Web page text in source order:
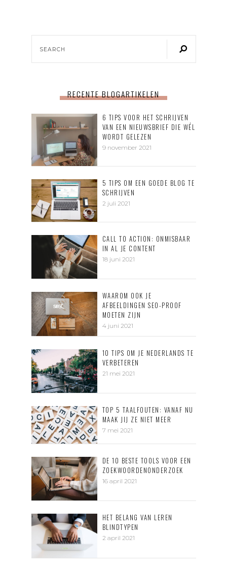
RECENTE BLOGARTIKELEN
6 TIPS VOOR HET SCHRIJVEN
VAN EEN NIEUWSBRIEF DIE WÉL
WORDT GELEZEN
9 november 2021
5 TIPS OM EEN GOEDE BLOG TE
SCHRIJVEN
2 juli 2021
CALL TO ACTION: ONMISBAAR
IN AL JE CONTENT
18 juni 2021
WAAROM OOK JE
AFBEELDINGEN SEO-PROOF
MOETEN ZIJN
4 juni 2021
10 TIPS OM JE NEDERLANDS TE
VERBETEREN
21 mei 2021
TOP 5 TAALFOUTEN: VANAF NU
MAAK JIJ ZE NIET MEER
7 mei 2021
DE 10 BESTE TOOLS VOOR EEN
ZOEKWOORDENONDERZOEK
16 april 2021
HET BELANG VAN LEREN
BLINDTYPEN
2 april 2021